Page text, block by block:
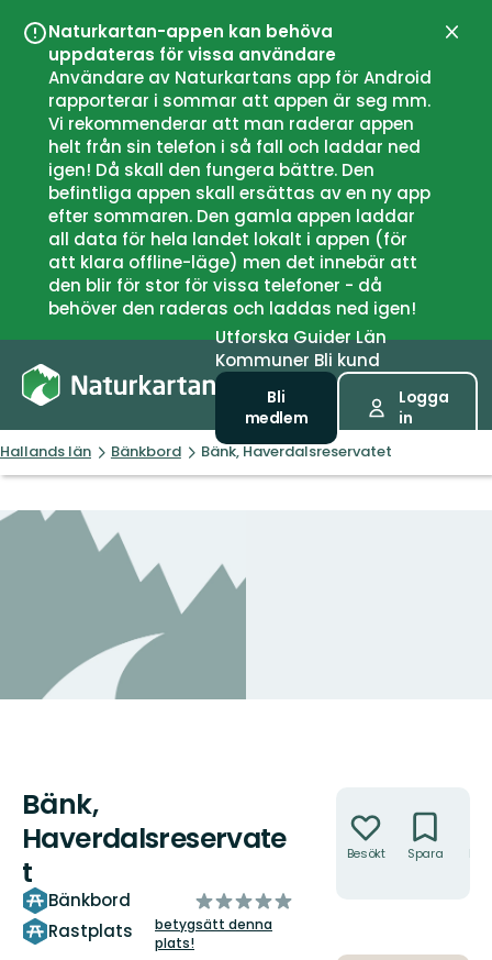
Naturkartan-appen kan behöva
uppdateras för vissa användare
Användare av Naturkartans app för Android
rapporterar i sommar att appen är seg mm.
Vi rekommenderar att man raderar appen
helt från sin telefon i så fall och laddar ned
igen! Då skall den fungera bättre. Den
befintliga appen skall ersättas av en ny app
efter sommaren. Den gamla appen laddar
all data för hela landet lokalt i appen (för
att klara offline-läge) men det innebär att
den blir för stor för vissa telefoner - då
behöver den raderas och laddas ned igen!
UtforskaGuiderLän
Kommuner Bli kund
Bli
medlem
Logga
in
Hallands län Bänkbord Bänk, Haverdalsreservatet
Bänk,
Haverdalsreservate
t
Bänkbord
Rastplats
av
5
stjärnor
betygsätt denna
plats!
Besökt Spara